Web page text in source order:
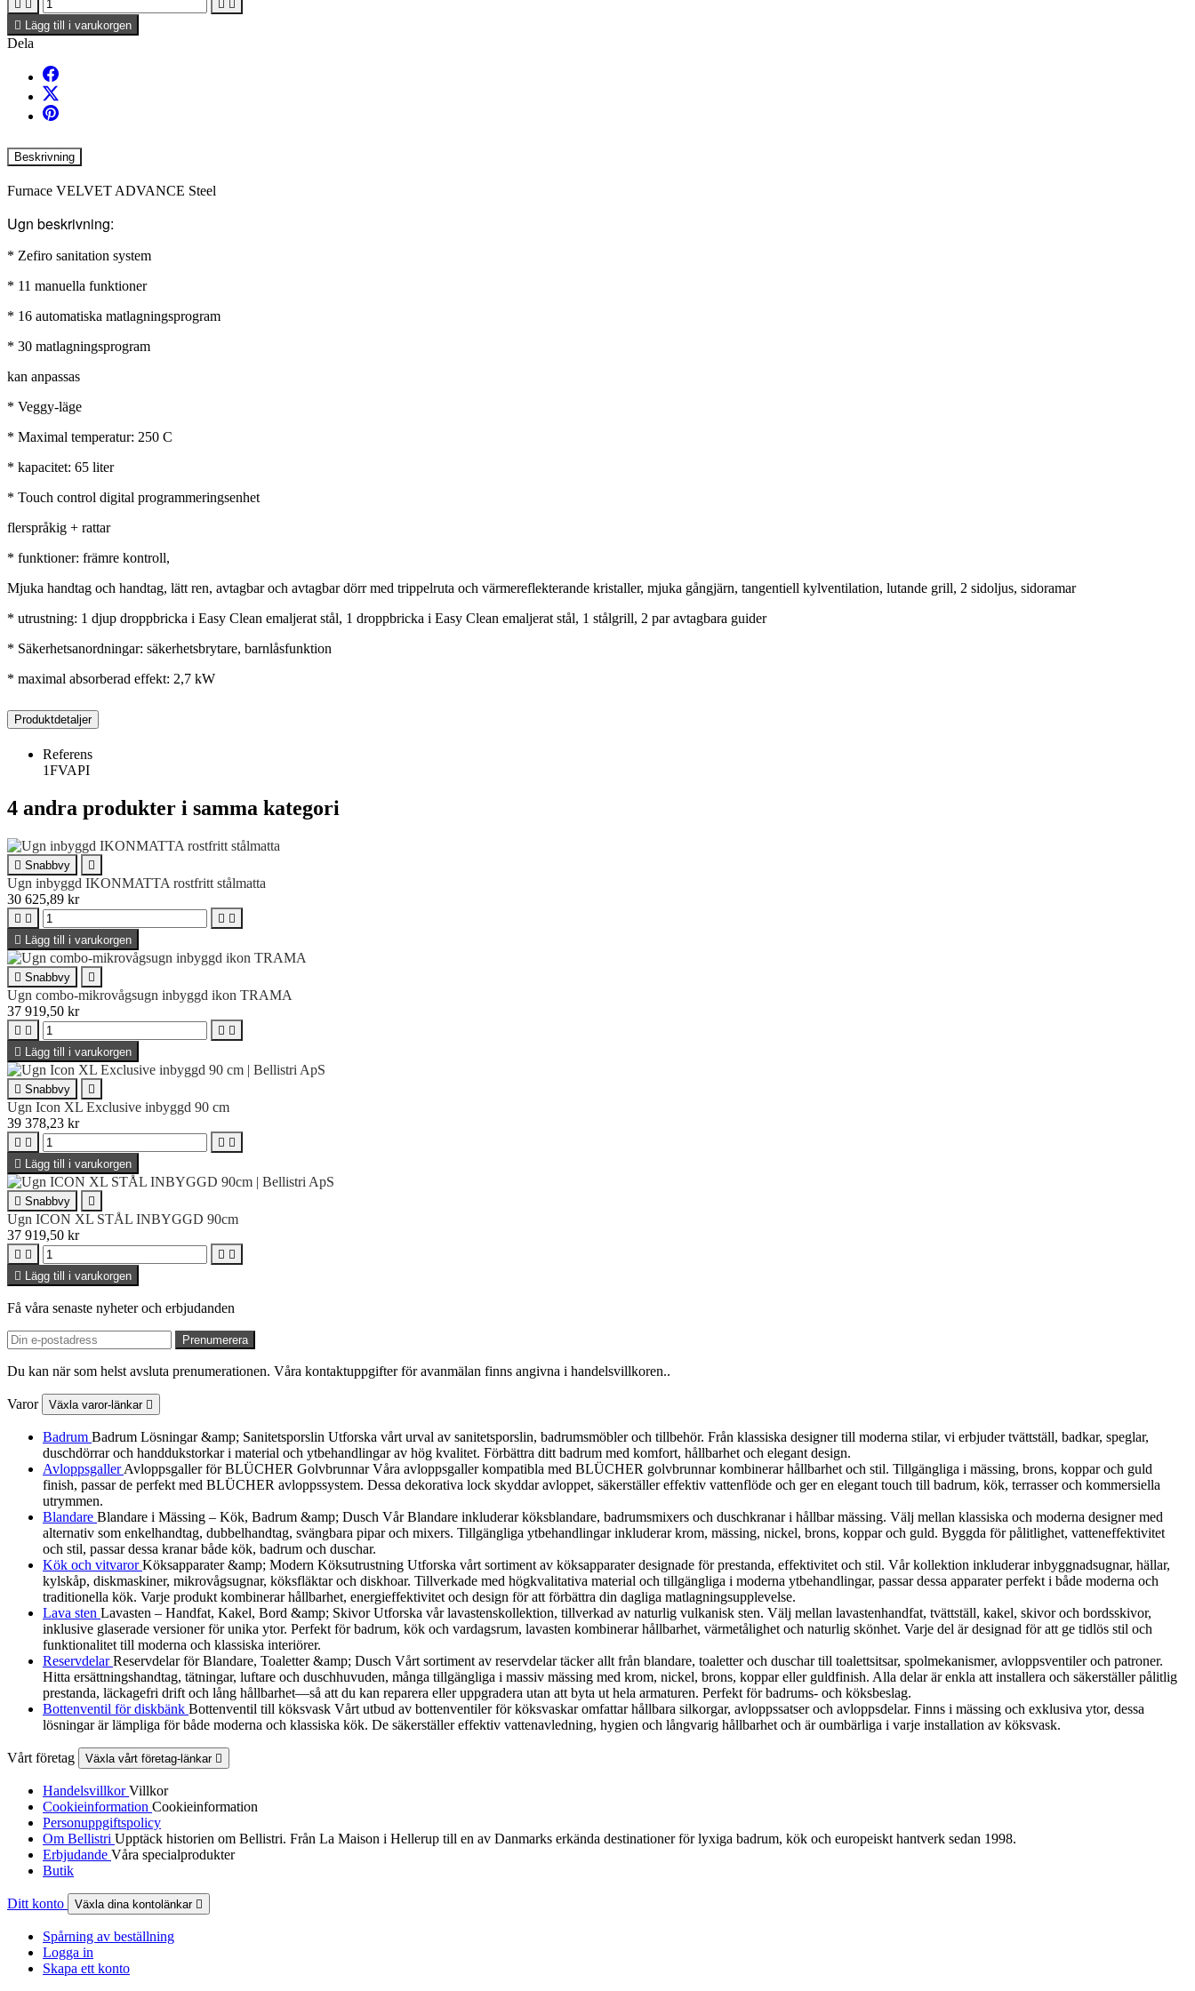
 Lägg till i varukorgen
Dela
Beskrivning
Furnace VELVET ADVANCE Steel
Ugn beskrivning:
* Zefiro sanitation system
* 11 manuella funktioner
* 16 automatiska matlagningsprogram
* 30 matlagningsprogram
kan anpassas
* Veggy-läge
* Maximal temperatur: 250 C
* kapacitet: 65 liter
* Touch control digital programmeringsenhet
flerspråkig + rattar
* funktioner: främre kontroll,
Mjuka handtag och handtag, lätt ren, avtagbar och avtagbar dörr med trippelruta och värmereflekterande kristaller, mjuka gångjärn, tangentiell kylventilation, lutande grill, 2 sidoljus, sidoramar
* utrustning: 1 djup droppbricka i Easy Clean emaljerat stål, 1 droppbricka i Easy Clean emaljerat stål, 1 stålgrill, 2 par avtagbara guider
* Säkerhetsanordningar: säkerhetsbrytare, barnlåsfunktion
* maximal absorberad effekt: 2,7 kW
Produktdetaljer
Referens
1FVAPI
4 andra produkter i samma kategori
 Snabbvy 
Ugn inbyggd IKONMATTA rostfritt stålmatta
30 625,89 kr
   
 Lägg till i varukorgen
 Snabbvy 
Ugn combo-mikrovågsugn inbyggd ikon TRAMA
37 919,50 kr
   
 Lägg till i varukorgen
 Snabbvy 
Ugn Icon XL Exclusive inbyggd 90 cm
39 378,23 kr
   
 Lägg till i varukorgen
 Snabbvy 
Ugn ICON XL STÅL INBYGGD 90cm
37 919,50 kr
   
 Lägg till i varukorgen
Få våra senaste nyheter och erbjudanden
Du kan när som helst avsluta prenumerationen. Våra kontaktuppgifter för avanmälan finns angivna i handelsvillkoren..
Varor Växla varor-länkar 
Badrum Badrum Lösningar &amp; Sanitetsporslin Utforska vårt urval av sanitetsporslin, badrumsmöbler och tillbehör. Från klassiska designer till moderna stilar, vi erbjuder tvättställ, badkar, speglar,
duschdörrar och handdukstorkar i material och ytbehandlingar av hög kvalitet. Förbättra ditt badrum med komfort, hållbarhet och elegant design.
AvloppsgallerAvloppsgaller för BLÜCHER Golvbrunnar Våra avloppsgaller kompatibla med BLÜCHER golvbrunnar kombinerar hållbarhet och stil. Tillgängliga i mässing, brons, koppar och guld
finish, passar de perfekt med BLÜCHER avloppssystem. Dessa dekorativa lock skyddar avloppet, säkerställer effektiv vattenflöde och ger en elegant touch till badrum, kök, terrasser och kommersiella
utrymmen.
Blandare Blandare i Mässing – Kök, Badrum &amp; Dusch Vår Blandare inkluderar köksblandare, badrumsmixers och duschkranar i hållbar mässing. Välj mellan klassiska och moderna designer med
alternativ som enkelhandtag, dubbelhandtag, svängbara pipar och mixers. Tillgängliga ytbehandlingar inkluderar krom, mässing, nickel, brons, koppar och guld. Byggda för pålitlighet, vatteneffektivitet
och stil, passar dessa kranar både kök, badrum och duschar.
Kök och vitvarorKöksapparater &amp; Modern Köksutrustning Utforska vårt sortiment av köksapparater designade för prestanda, effektivitet och stil. Vår kollektion inkluderar inbyggnadsugnar, hällar,
kylskåp, diskmaskiner, mikrovågsugnar, köksfläktar och diskhoar. Tillverkade med högkvalitativa material och tillgängliga i moderna ytbehandlingar, passar dessa apparater perfekt i både moderna och
traditionella kök. Varje produkt kombinerar hållbarhet, energieffektivitet och design för att förbättra din dagliga matlagningsupplevelse.
Lava sten Lavasten – Handfat, Kakel, Bord &amp; Skivor Utforska vår lavastenskollektion, tillverkad av naturlig vulkanisk sten. Välj mellan lavastenhandfat, tvättställ, kakel, skivor och bordsskivor,
inklusive glaserade versioner för unika ytor. Perfekt för badrum, kök och vardagsrum, lavasten kombinerar hållbarhet, värmetålighet och naturlig skönhet. Varje del är designad för att ge tidlös stil och
funktionalitet till moderna och klassiska interiörer.
ReservdelarReservdelar för Blandare, Toaletter &amp; Dusch Vårt sortiment av reservdelar täcker allt från blandare, toaletter och duschar till toalettsitsar, spolmekanismer, avloppsventiler och patroner.
Hitta ersättningshandtag, tätningar, luftare och duschhuvuden, många tillgängliga i massiv mässing med krom, nickel, brons, koppar eller guldfinish. Alla delar är enkla att installera och säkerställer pålitlig
prestanda, läckagefri drift och lång hållbarhet—så att du kan reparera eller uppgradera utan att byta ut hela armaturen. Perfekt för badrums- och köksbeslag.
Bottenventil för diskbänk Bottenventil till köksvask Vårt utbud av bottenventiler för köksvaskar omfattar hållbara silkorgar, avloppssatser och avloppsdelar. Finns i mässing och exklusiva ytor, dessa
lösningar är lämpliga för både moderna och klassiska kök. De säkerställer effektiv vattenavledning, hygien och långvarig hållbarhet och är oumbärliga i varje installation av köksvask.
Vårt företag Växla vårt företag-länkar 
HandelsvillkorVillkor
Cookieinformation Cookieinformation
Personuppgiftspolicy
Om Bellistri Upptäck historien om Bellistri. Från La Maison i Hellerup till en av Danmarks erkända destinationer för lyxiga badrum, kök och europeiskt hantverk sedan 1998.
Erbjudande Våra specialprodukter
Butik
Ditt konto Växla dina kontolänkar 
Spårning av beställning
Logga in
Skapa ett konto